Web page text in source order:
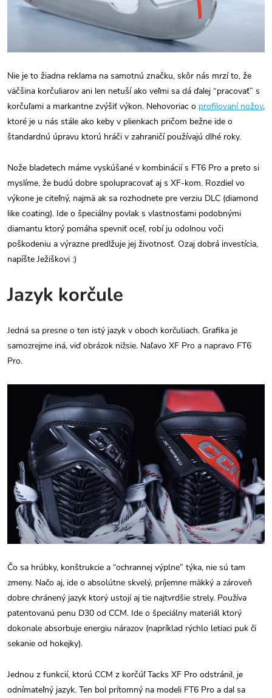
Nie je to žiadna reklama na samotnú značku, skôr nás mrzí to, že
väčšina korčuliarov ani len netuší ako veľmi sa dá ďalej “pracovať” s
korčuľami a markantne zvýšiť výkon. Nehovoriac o profilovaní nožov,
ktoré je u nás stále ako keby v plienkach pričom bežne ide o
štandardnú úpravu ktorú hráči v zahraničí používajú dlhé roky.
Nože bladetech máme vyskúšané v kombinácií s FT6 Pro a preto si
myslíme, že budú dobre spolupracovať aj s XF-kom. Rozdiel vo
výkone je citeľný, najmä ak sa rozhodnete pre verziu DLC (diamond
like coating). Ide o špeciálny povlak s vlastnosťami podobnými
diamantu ktorý pomáha spevniť oceľ, robí ju odolnou voči
poškodeniu a výrazne predlžuje jej životnosť. Ozaj dobrá investícia,
napíšte Ježiškovi :)
Jazyk korčule
Jedná sa presne o ten istý jazyk v oboch korčuliach. Grafika je
samozrejme iná, viď obrázok nižsie. Naľavo XF Pro a napravo FT6
Pro.
Čo sa hrúbky, konštrukcie a “ochrannej výplne” týka, nie sú tam
zmeny. Načo aj, ide o absolútne skvelý, príjemne mäkký a zároveň
dobre chránený jazyk ktorý ustojí aj tie najtvrdšie strely. Používa
patentovanú penu D30 od CCM. Ide o špeciálny materiál ktorý
dokonale absorbuje energiu nárazov (napríklad rýchlo letiaci puk či
sekanie od hokejky).
Jednou z funkcií, ktorú CCM z korčúľ Tacks XF Pro odstránil, je
odnímateľný jazyk. Ten bol prítomný na modeli FT6 Pro a dal sa